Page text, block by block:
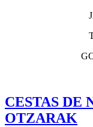
CESTAS DE
OTZARAK